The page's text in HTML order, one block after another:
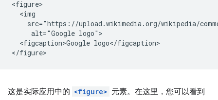
<figure>
  <img
src="https://upload.wikimedia.org/wikipedia/
     alt="Google logo">
  <figcaption>Google logo</figcaption>
这是实际应用中的 <figure> 元素。在这里，您可以看到